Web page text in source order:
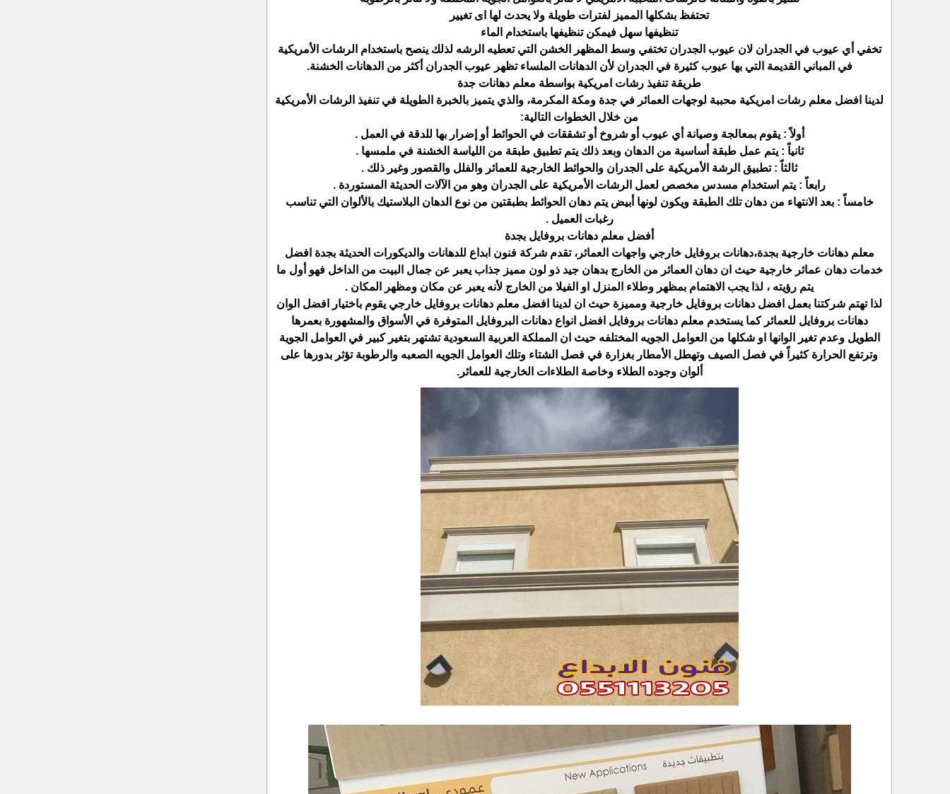
تحتفظ بشكلها المميز لفترات طويلة ولا يحدث لها اى تغيير
تنظيفها سهل فيمكن تنظيفها باستخدام الماء
تخفي أي عيوب في الجدران لان عيوب الجدران تختفي وسط المظهر الخشن التي تعطيه الرشه لذلك ينصح باستخدام الرشات الأمريكية
في المباني القديمة التي بها عيوب كثيرة في الجدران لأن الدهانات الملساء تظهر عيوب الجدران أكثر من الدهانات الخشنة.
طريقة تنفيذ رشات امريكية بواسطة معلم دهانات جدة
لدينا افضل معلم رشات امريكية محببة لوجهات العمائر في جدة ومكة المكرمة، والذي يتميز بالخبرة الطويلة في تنفيذ الرشات الأمريكية
من خلال الخطوات التالية:
أولاً : يقوم بمعالجة وصيانة أي عيوب أو شروخ أو تشققات في الحوائط أو إضرار بها للدقة في العمل .
ثانياً : يتم عمل طبقة أساسية من الدهان وبعد ذلك يتم تطبيق طبقة من اللياسة الخشنة في ملمسها .
ثالثاً : تطبيق الرشة الأمريكية على الجدران والحوائط الخارجية للعمائر والفلل والقصور وغير ذلك .
رابعاً : يتم استخدام مسدس مخصص لعمل الرشات الأمريكية على الجدران وهو من الآلات الحديثة المستوردة .
خامساً : بعد الانتهاء من دهان تلك الطبقة ويكون لونها أبيض يتم دهان الحوائط بطبقتين من نوع الدهان البلاستيك بالألوان التي تناسب
رغبات العميل .
أفضل معلم دهانات بروفايل بجدة
معلم دهانات خارجية بجدة،دهانات بروفايل خارجي واجهات العمائر، تقدم شركة فنون ابداع للدهانات والديكورات الحديثة بجدة افضل
خدمات دهان عمائر خارجية حيث ان دهان العمائر من الخارج بدهان جيد ذو لون مميز جذاب يعبر عن جمال البيت من الداخل فهو أول ما
يتم رؤيته ، لذا يجب الاهتمام بمظهر وطلاء المنزل او الفيلا من الخارج لأنه يعبر عن مكان ومظهر المكان .
لذا تهتم شركتنا بعمل افضل دهانات بروفايل خارجية ومميزة حيث ان لدينا افضل معلم دهانات بروفايل خارجي يقوم باختيار افضل الوان
دهانات بروفايل للعمائر كما يستخدم معلم دهانات بروفايل افضل انواع دهانات البروفايل المتوفرة في الأسواق والمشهورة بعمرها
الطويل وعدم تغير الوانها او شكلها من العوامل الجويه المختلفه حيث ان المملكة العربية السعودية تشتهر بتغير كبير في العوامل الجوية
وترتفع الحرارة كثيراً في فصل الصيف وتهطل الأمطار بغزارة في فصل الشتاء وتلك العوامل الجويه الصعبه والرطوبة تؤثر بدورها على
ألوان وجوده الطلاء وخاصة الطلاءات الخارجية للعمائر.